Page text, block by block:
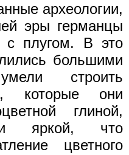
археологии,
эры германцы
плугом. В это
большими
строить
которые они
глиной,
яркой, что
цветного